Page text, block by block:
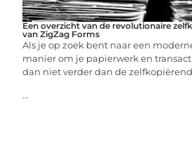
Een overzicht van de revolutionaire
van ZigZag Forms
Als je op zoek bent naar een
manier om je papierwerk en
dan niet verder dan de
...